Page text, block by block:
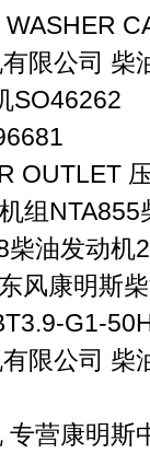
限公司 柴
SO46262
OUTLET
组NTA855
油发动机
风康明斯
G1-
限公司 柴
专营康明斯